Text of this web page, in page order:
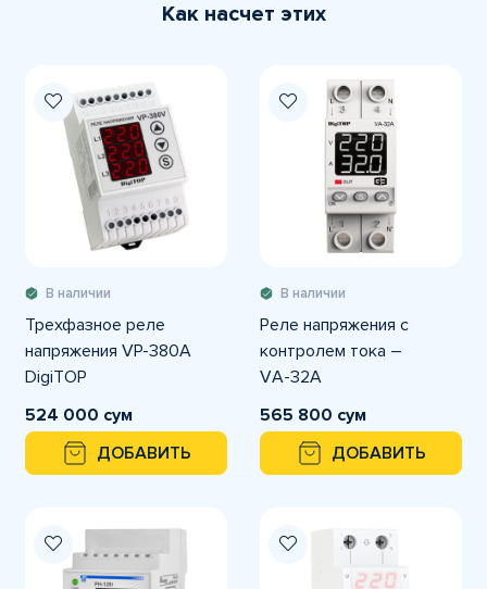
Как насчет этих
В наличии
Трехфазное реле
напряжения VP-380A
DigiTOP
524 000 сум
ДОБАВИТЬ
В наличии
Реле напряжения c
контролем тока –
VА-32A
565 800 сум
ДОБАВИТЬ